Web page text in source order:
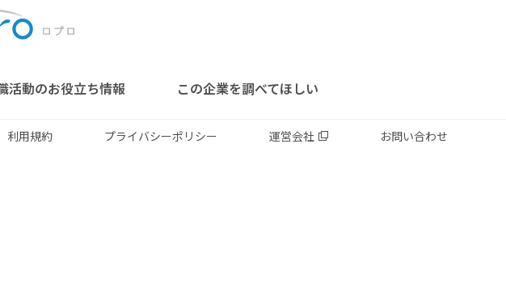
活動のお役立ち情報 この企業を調べてほしい
利用規約 プライバシーポリシー 運営会社 お問い合わせ